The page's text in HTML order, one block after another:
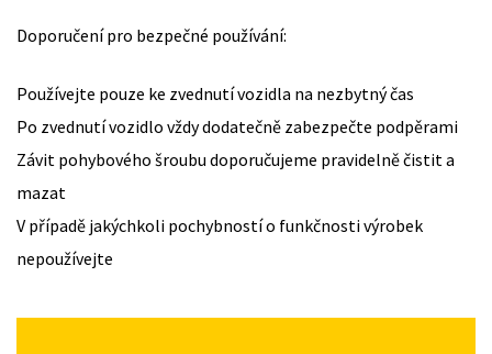
Doporučení pro bezpečné používání:
Používejte pouze ke zvednutí vozidla na nezbytný čas
Po zvednutí vozidlo vždy dodatečně zabezpečte podpěrami
Závit pohybového šroubu doporučujeme pravidelně čistit a
mazat
V případě jakýchkoli pochybností o funkčnosti výrobek
nepoužívejte